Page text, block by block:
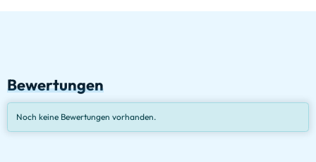
Bewertungen
Noch keine Bewertungen vorhanden.